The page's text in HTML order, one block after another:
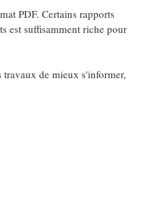
PDF. Certains rapports
est suffisamment riche pour
travaux de mieux s'informer,